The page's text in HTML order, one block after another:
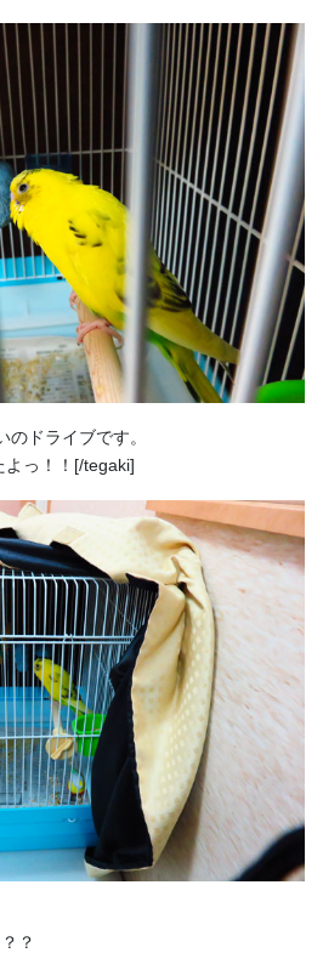
ドライブです。
よっ！！[/tegaki]
？